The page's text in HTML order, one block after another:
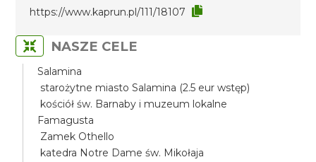
https://www.kaprun.pl/111/18107
NASZE CELE
Salamina
starożytne miasto Salamina (2.5 eur wstęp)
kościół św. Barnaby i muzeum lokalne
Famagusta
Zamek Othello
katedra Notre Dame św. Mikołaja